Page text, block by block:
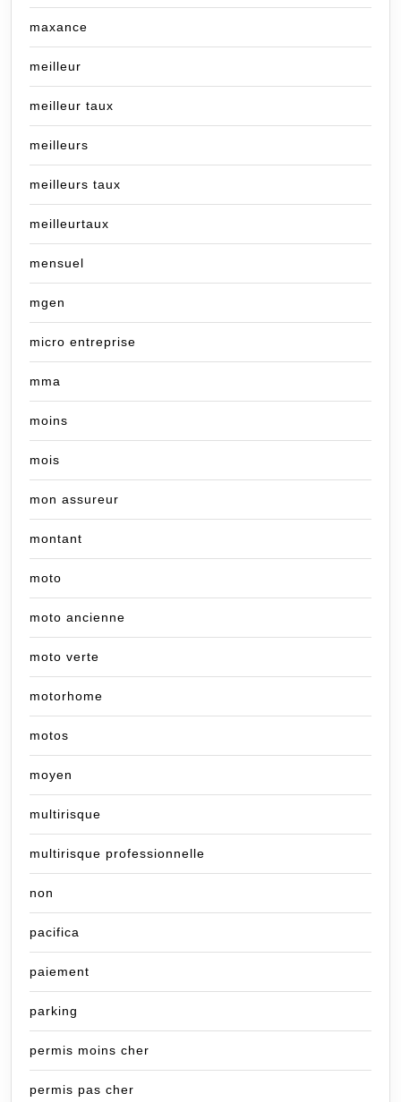
maxance
meilleur
meilleur taux
meilleurs
meilleurs taux
meilleurtaux
mensuel
mgen
micro entreprise
mma
moins
mois
mon assureur
montant
moto
moto ancienne
moto verte
motorhome
motos
moyen
multirisque
multirisque professionnelle
non
pacifica
paiement
parking
permis moins cher
permis pas cher